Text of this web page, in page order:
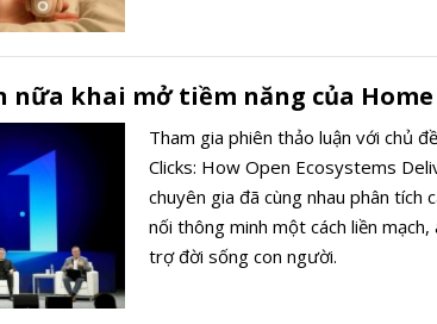
nữa khai mở tiềm năng của Home
Tham gia phiên thảo luận với chủ
Clicks: How Open Ecosystems
chuyên gia đã cùng nhau phân tích
nối thông minh một cách liền
trợ đời sống con người.